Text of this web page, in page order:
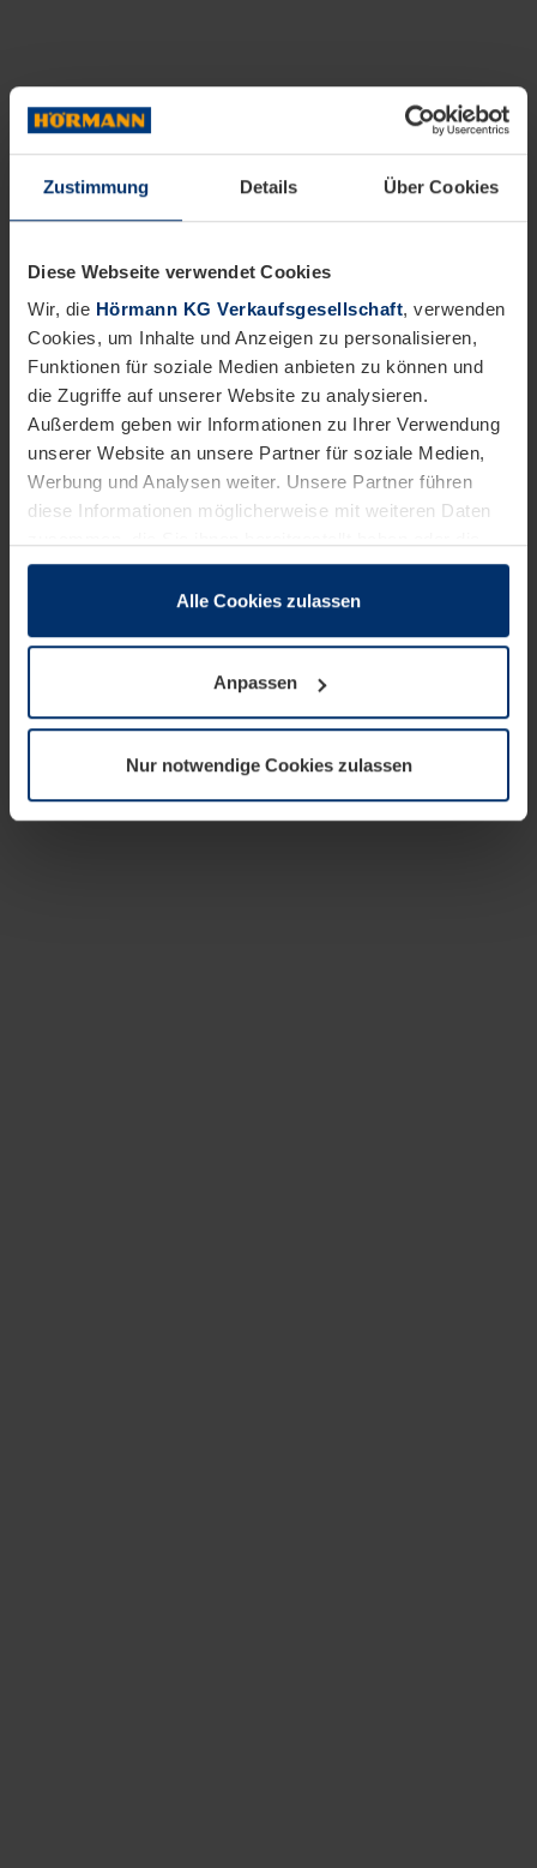
Zustimmung Details Über Cookies
Diese Webseite verwendet Cookies
Wir, die Hörmann KG Verkaufsgesellschaft, verwenden
Cookies, um Inhalte und Anzeigen zu personalisieren,
Funktionen für soziale Medien anbieten zu können und
die Zugriffe auf unserer Website zu analysieren.
Außerdem geben wir Informationen zu Ihrer Verwendung
unserer Website an unsere Partner für soziale Medien,
Werbung und Analysen weiter. Unsere Partner führen
diese Informationen möglicherweise mit weiteren Daten
sie im Rahmen Ihrer Nutzung der Dienste gesammelt
wenn diese für den Betrieb dieser Seite unbedingt
notwendig sind. Für alle anderen Cookie-Typen benötigen
wir Ihre Erlaubnis. Ihre Einwilligung können Sie jederzeit
Datenschutzerklärungunserer Website ändern oder
widerrufen.
Alle Cookies zulassen
Anpassen
Nur notwendige Cookies zulassen